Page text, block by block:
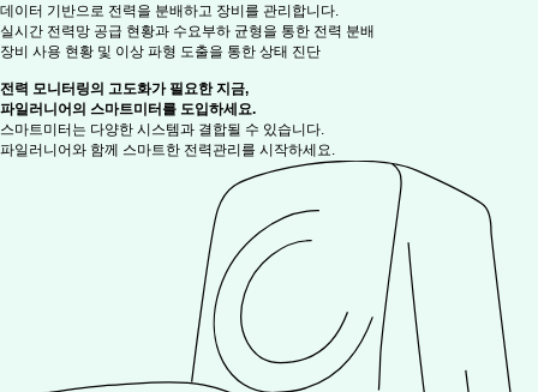
데이터 기반으로 전력을 분배하고 장비를 관리합니다.
실시간 전력망 공급 현황과 수요부하 균형을 통한 전력 분배
장비 사용 현황 및 이상 파형 도출을 통한 상태 진단
전력 모니터링의 고도화가 필요한 지금,
파일러니어의 스마트미터를 도입하세요.
스마트미터는 다양한 시스템과 결합될 수 있습니다.
파일러니어와 함께 스마트한 전력관리를 시작하세요.